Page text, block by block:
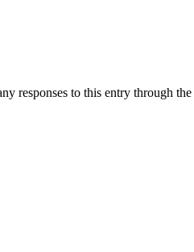
responses to this entry through the